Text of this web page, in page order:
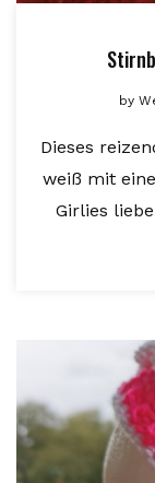
by
Dieses
weiß mit
Girlies